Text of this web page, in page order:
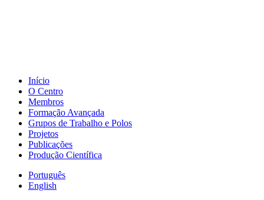
Início
O Centro
Membros
Formação Avançada
Grupos de Trabalho e Polos
Projetos
Publicações
Produção Científica
Português
English